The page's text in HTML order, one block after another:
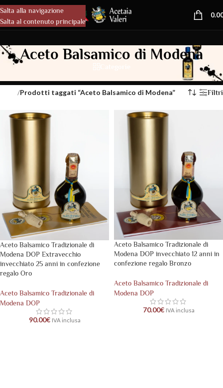
Salta alla navigazione
Salta al contenuto principale
MENU
Aceto Balsamico di Modena
/Prodotti taggati “Aceto Balsamico di Modena” Filtri
Aceto Balsamico Tradizionale di
Modena DOP Extravecchio
invecchiato 25 anni in confezione
regalo Oro
Aceto Balsamico Tradizionale di
Modena DOP
90.00€ IVA inclusa
Aceto Balsamico Tradizionale di
Modena DOP invecchiato 12 anni in
confezione regalo Bronzo
Aceto Balsamico Tradizionale di
Modena DOP
70.00€ IVA inclusa